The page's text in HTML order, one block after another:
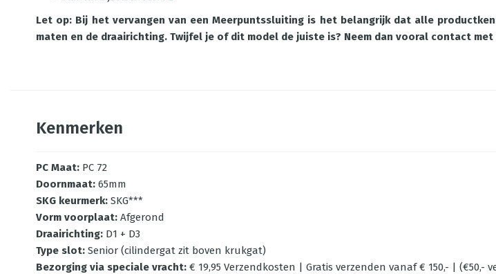
Let op: Bij het vervangen van een Meerpuntssluiting is het belangrijk dat alle
maten en de draairichting. Twijfel je of dit model de juiste is? Neem dan vooral contact
Kenmerken
PC Maat: PC 72
Doornmaat: 65mm
SKG keurmerk: SKG***
Vorm voorplaat: Afgerond
Draairichting: D1 + D3
Type slot: Senior (cilindergat zit boven krukgat)
Bezorging via speciale vracht: € 19,95 Verzendkosten | Gratis verzenden vanaf € 150,- | (€50,-